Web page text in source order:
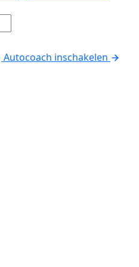
Autocoach inschakelen